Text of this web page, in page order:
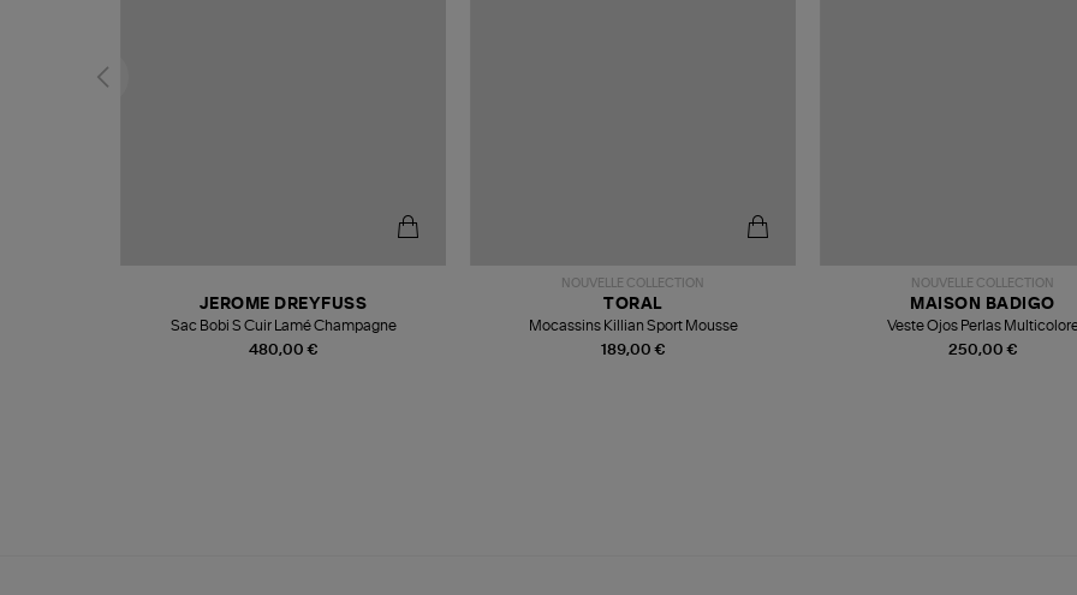
480,00 €
JEROME DREYFUSS
Sac Bobi S Cuir Lamé Champagne
NOUVELLE COLLECTION
189,00 €
TORAL
Mocassins Killian Sport Mousse
NOUVELLE COLLECTION
250,00 €
MAISON BADIGO
Veste Ojos Perlas